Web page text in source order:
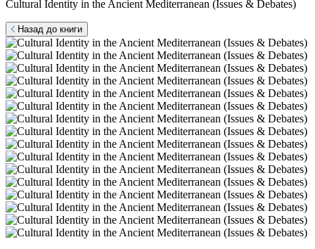
Cultural Identity in the Ancient Mediterranean (Issues & Debates)
Назад до книги